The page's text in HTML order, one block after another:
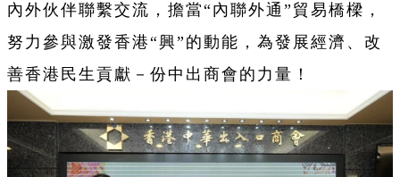
內外伙伴聯繫交流，擔當“內聯外通”貿易橋樑，
努力參與激發香港“興”的動能，為發展經濟、改
善香港民生貢獻－份中出商會的力量！